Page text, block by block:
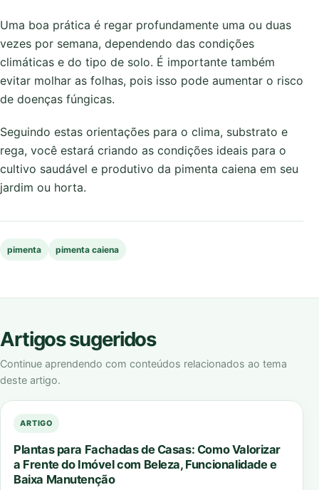
Uma boa prática é regar profundamente uma ou duas
vezes por semana, dependendo das condições
climáticas e do tipo de solo. É importante também
evitar molhar as folhas, pois isso pode aumentar o risco
de doenças fúngicas.
Seguindo estas orientações para o clima, substrato e
rega, você estará criando as condições ideais para o
cultivo saudável e produtivo da pimenta caiena em seu
jardim ou horta.
pimenta pimenta caiena
Artigos sugeridos
Continue aprendendo com conteúdos relacionados ao tema
deste artigo.
ARTIGO
Plantas para Fachadas de Casas: Como Valorizar
a Frente do Imóvel com Beleza, Funcionalidade e
Baixa Manutenção